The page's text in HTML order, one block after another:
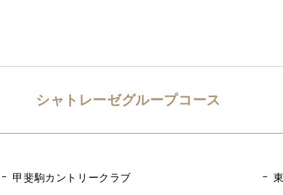
シャトレーゼグループコース
甲斐駒カントリークラブ